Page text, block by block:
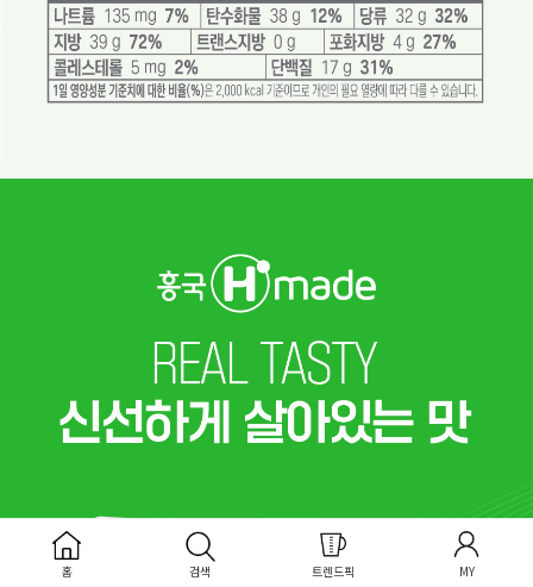
홈 검색 트렌드픽 MY